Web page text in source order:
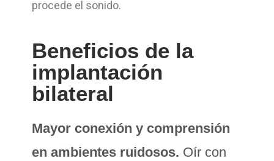
procede el sonido.
Beneficios de la
implantación
bilateral
Mayor conexión y comprensión
en ambientes ruidosos. Oír con